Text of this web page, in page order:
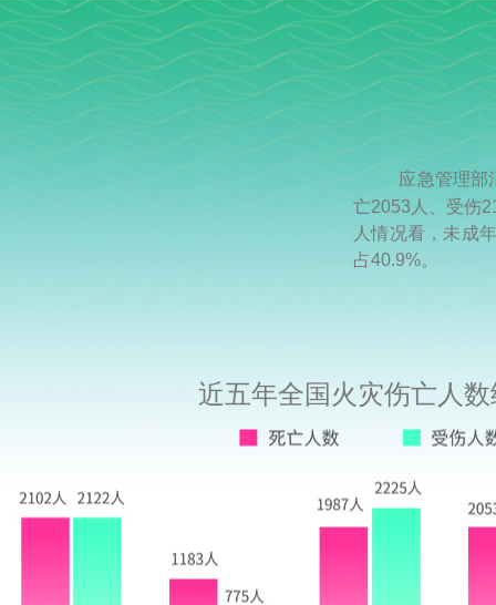
应急管理部消
亡2053人、受伤
人情况看，未成
占40.9%。
近五年全国火灾伤亡人